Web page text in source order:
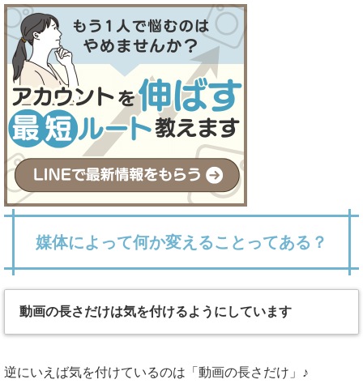
媒体によって何か変えることってある？
動画の長さだけは気を付けるようにしています
逆にいえば気を付けているのは「動画の長さだけ」♪